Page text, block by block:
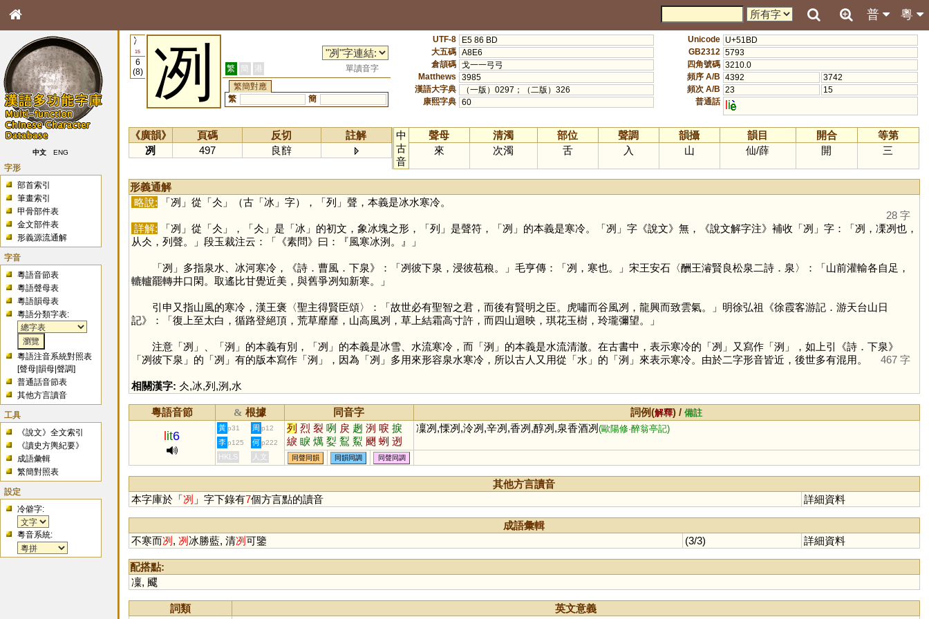
粵
普
中文 ENG
字形
部首索引
筆畫索引
甲骨部件表
金文部件表
形義源流通解
字音
粵語音節表
粵語聲母表
粵語韻母表
粵語分類字表:
粵語注音系統對照表
[聲母 |韻母 |聲調]
普通話音節表
其他方言讀音
工具
《說文》全文索引
《讀史方輿紀要》
成語彙輯
繁簡對照表
設定
冷僻字:
粵音系統:
冫
15
6
(8)
冽 繁 簡 港
單讀音字
繁簡對應
繁
簡
UTF-8
E5 86 BD
大五碼 A8E6
倉頡碼 戈一一弓弓
Matthews
3985
漢語大字典
（一版）0297；（二版）326
康熙字典 60
Unicode U+51BD
GB2312 5793
四角號碼 3210.0
頻序 A/B 4392
3742
頻次 A/B 23
15
普通話 li
《廣韻》 頁碼 反切
註解
冽
497 良辥
中
古
音
聲母 清濁 部位 聲調 韻攝 韻目 開合
等第
來
次濁 舌 入 山 仙/薛 開 三
形義通解
略說: 「 冽 」從「 仌 」（古「 冰」字），「 列 」聲，本義是冰水寒冷。
28 字
詳解: 「 冽 」從「 仌 」，「 仌 」是「 冰」的初文，象冰塊之形，「 列 」是聲符，「 冽 」的本義是寒冷。「 冽 」字《說文》無，《說文解字注》補收「 冽 」字：「冽，凓冽也，
从仌，列聲。」段玉裁注云：「《素問》曰：『風寒冰洌。』」
「 冽 」多指泉水、冰河寒冷，《詩．曹風．下泉》：「冽彼下泉，浸彼苞稂。」毛亨傳：「冽，寒也。」宋王安石〈酬王濬賢良松泉二詩．泉〉：「山前灌輸各自足，
轆轤罷轉井口閑。取遙比甘覺近美，與舊爭冽知新寒。」
引申又指山風的寒冷，漢王褒〈聖主得賢臣頌〉：「故世必有聖智之君，而後有賢明之臣。虎嘯而谷風冽，龍興而致雲氣。」明徐弘祖《徐霞客游記．游天台山日
記》：「復上至太白，循路登絕頂，荒草靡靡，山高風冽，草上結霜高寸許，而四山迴映，琪花玉樹，玲瓏彌望。」
注意「 冽 」、「 洌 」的本義有別，「 冽 」的本義是冰雪、水流寒冷，而「 洌 」的本義是水流清澈。在古書中，表示寒冷的「 冽 」又寫作「 洌 」，如上引《詩．下泉》
「冽彼下泉」的「 冽 」有的版本寫作「 洌 」，因為「 冽 」多用來形容泉水寒冷，所以古人又用從「 水」的「 洌 」來表示寒冷。由於二字形音皆近，後世多有混用。 467 字
相關漢字: 仌,冰,列 ,洌 ,水
粵語音節 & 根據 同音字 詞例(解釋) /備註
it6
黃 p31 周 p12 列 烈 裂 咧 戾 趔 洌 唳 捩
綟 睙 燤 姴 鴷 鮤 颲 蛚 迾
茢 迣
凜冽,慄冽,泠冽,辛冽,香冽,醇冽,泉香酒冽 (歐陽修·醉翁亭記)
李 p125 何 p222
HKLS 人文 同聲同韻 同韻同調 同聲同調
其他方言讀音
本字庫於「冽 」字下錄有7個方言點的讀音 詳細資料
成語彙輯
不寒而冽 , 冽 冰勝藍, 清冽可鑒 (3/3) 詳細資料
配搭點:
凜, 飂
詞類
英文意義